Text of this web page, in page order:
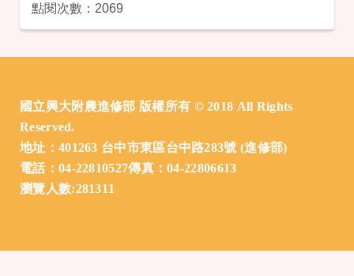
點閱次數：2069
國立興大附農進修部 版權所有 © 2018 All Rights
Reserved.
地址：401263 台中市東區台中路283號 (進修部)
電話：04-22810527傳真：04-22806613
瀏覽人數:281311